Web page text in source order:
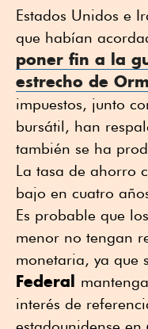
Estados Unidos e
que habían
poner fin a la
estrecho de
impuestos, junto
bursátil, han
también se ha
La tasa de ahorro
bajo en cuatro
Es probable que
menor no tengan
monetaria, ya que
Federal
interés de